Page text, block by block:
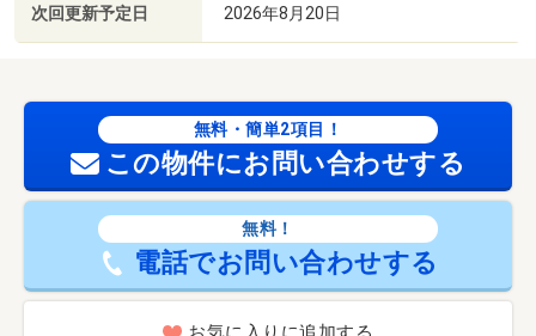
次回更新予定日 2026年8月20日
無料・簡単2項目！
この物件にお問い合わせする
無料！
電話でお問い合わせする